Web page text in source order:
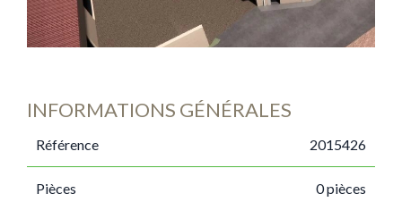
INFORMATIONS GÉNÉRALES
Référence 2015426
Pièces 0 pièces